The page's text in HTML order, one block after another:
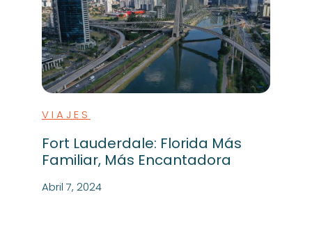
VIAJES
Fort Lauderdale: Florida Más
Familiar, Más Encantadora
Abril 7, 2024